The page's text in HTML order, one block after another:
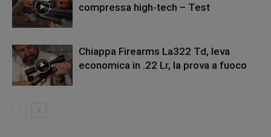
compressa high-tech – Test
Chiappa Firearms La322 Td, leva
economica in .22 Lr, la prova a fuoco